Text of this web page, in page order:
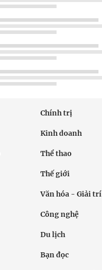
Chính trị
Kinh doanh
Thể thao
Thế giới
Văn hóa - Giải trí
Công nghệ
Du lịch
Bạn đọc